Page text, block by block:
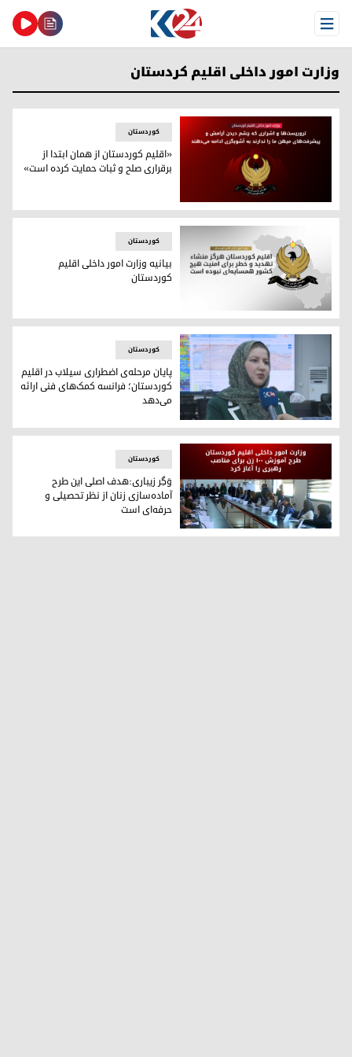
Open Menu
وزارت امور داخلی اقلیم کردستان
«اقلیم کوردستان از همان ابتدا از برقراری صلح و ثبات حمایت
کوردستان
«اقلیم کوردستان از همان ابتدا از
برقراری صلح و ثبات حمایت کرده است»
بیانیه وزارت امور داخلی اقلیم کوردستان
کوردستان
بیانیه وزارت امور داخلی اقلیم
کوردستان
سروه رسول، مسئول این مرکز در وزارت امور داخلی اقلیم
کوردستان
پایان مرحله‌ی اضطراری سیلاب در اقلیم
کوردستان؛ فرانسه کمک‌های فنی ارائه
می‌دهد
وَگِر زیباری:هدف اصلی این طرح آماده‌سازی زنان از نظر
کوردستان
وَگِر زیباری:هدف اصلی این طرح
آماده‌سازی زنان از نظر تحصیلی و
حرفه‌ای است